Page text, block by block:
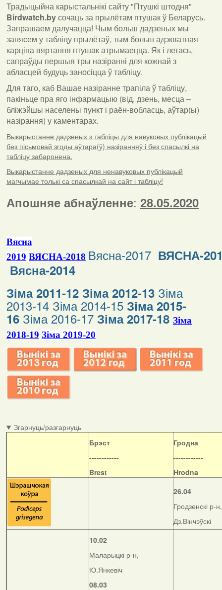
Традыцыйна карыстальнікі сайту "Птушкі штодня"
Birdwatch.byсочаць за прылётам птушак ў Беларусь.
Запрашаем далучацца! Чым больш дадзеных мы
занясем у табліцу прылётаў, тым больш адэкватная
карціна вяртання птушак атрымаецца. Як і летась,
сапраўды першыя тры назіранні для кожнай з
абласцей будуць заносіцца ў табліцу.
Для таго, каб Вашае назіранне трапіла ў табліцу,
пакіньце пра яго інфармацыю (від, дзень, месца –
бліжэйшы населены пункт і раён-вобласць, аўтар(ы)
назірання) у каментарах.
Выкарыстанне дадзеных з табліцы для навуковых публікацый
без пісьмовай згоды аўтара(ў) назіранняў і без спасылкі на
табліцу забаронена.
Выкарыстанне дадзеных для ненавуковых публікацый
магчымае толькі са спасылкай на сайт і табліцу!
Апошняе абнаўленне: 28.05.2020
Вясна
2019 ВЯСНА-2018 Вясна-2017 ВЯСНА-
Вясна-2014
Зіма 2011-12 Зіма 2012-13 Зіма
2013-14 Зіма 2014-15 Зіма 2015-
16 Зіма 2016-17 Зіма 2017-18 Зіма
2018-19 Зіма 2019-20
Згарнуць/разгарнуць
Брэст
------------
Brest
Гродна
------------
Hrodna
26.04
Гродзенскі р-н,
Дз.Вінчэўскі
10.02
Маларыцкі р-н,
Ю.Янкевіч
08.03